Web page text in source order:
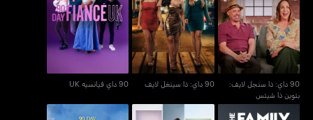
90 داي: ذا سنجل لايف:
بتوين ذا شيتس
90 داي: ذا سنجل لايف:
بتوين ذا شيتس
90 داي: ذا سينغل لايف
90 داي: ذا سينغل لايف
90 داي فيانسيه UK
90 داي فيانسيه UK